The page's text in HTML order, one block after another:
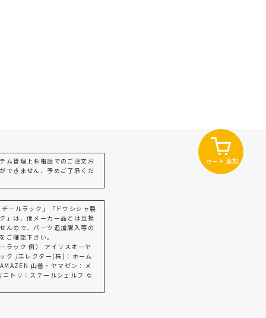
カート追加
ム管理上お電話でのご注文お
できません、予めご了承くだ
ールラック」「ドウシシャ製
」は、他メーカー品とは互換
んので、パーツ追加購入等の
ご確認下さい。
ラック 例） アイリスオーヤ
ク /エレクター(株)：ホーム
山善・ヤマゼン：メ
トリ：スチールシェルフ な